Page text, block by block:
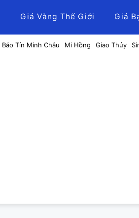
Giá Vàng Thế Giới Giá
Bảo Tín Minh Châu Mi Hồng Giao Thủy